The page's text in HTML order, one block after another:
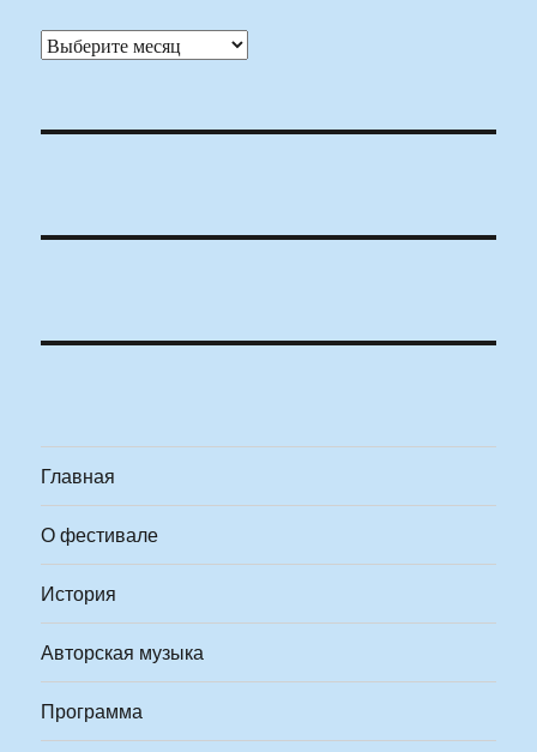
Архивы
Главная
О фестивале
История
Авторская музыка
Программа